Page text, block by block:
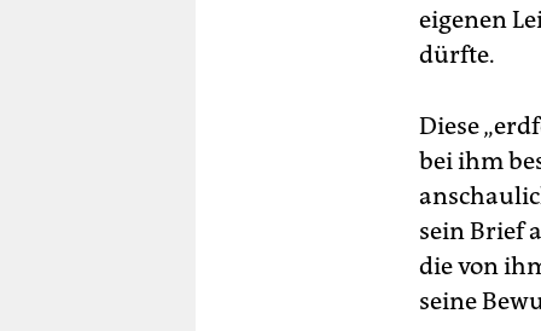
eigenen
dürfte.
Diese
bei ihm
sein Brief
die von
seine